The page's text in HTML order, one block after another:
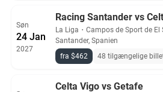
Søn
24 Jan
2027
Racing Santander vs
La Liga ・ Campos de Sport de El
Santander, Spanien
fra $462
48 tilgængelige
Celta Vigo vs Getafe